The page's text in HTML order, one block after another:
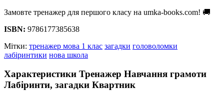
Замовте тренажер для першого класу на umka-books.com! 🚚
ISBN: 9786177385638
Мітки: тренажер мова 1 клас загадки головоломки
лабіринтики нова школа
Характеристики Тренажер Навчання грамоти
Лабіринти, загадки Квартник